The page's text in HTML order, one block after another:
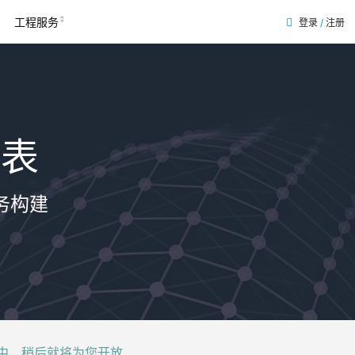
工程服务 登录 / 注册
构建